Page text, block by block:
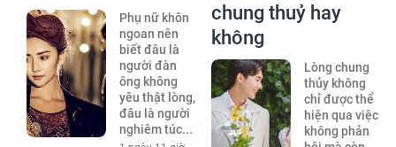
Phụ nữ khôn
ngoan nên
biết đâu là
người đàn
ông không
yêu thật lòng,
đâu là người
nghiêm túc...
chung thuỷ hay
không
Lòng chung
thủy không
chỉ được thể
hiện qua việc
không phản